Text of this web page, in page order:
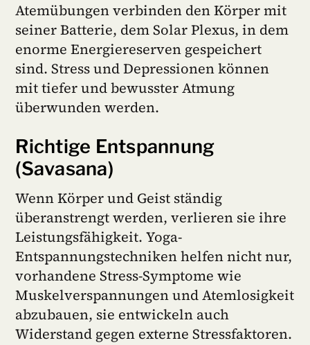
Atemübungen verbinden den Körper mit
seiner Batterie, dem Solar Plexus, in dem
enorme Energiereserven gespeichert
sind. Stress und Depressionen können
mit tiefer und bewusster Atmung
überwunden werden.
Richtige Entspannung
(Savasana)
Wenn Körper und Geist ständig
überanstrengt werden, verlieren sie ihre
Leistungsfähigkeit. Yoga-
Entspannungstechniken helfen nicht nur,
vorhandene Stress-Symptome wie
Muskelverspannungen und Atemlosigkeit
abzubauen, sie entwickeln auch
Widerstand gegen externe Stressfaktoren.